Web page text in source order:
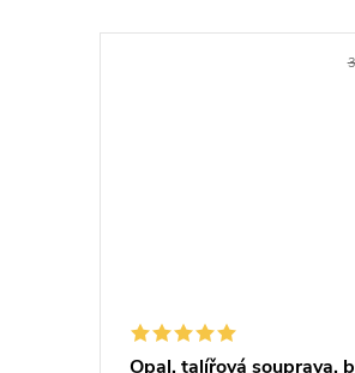
Opal, talířová souprava,